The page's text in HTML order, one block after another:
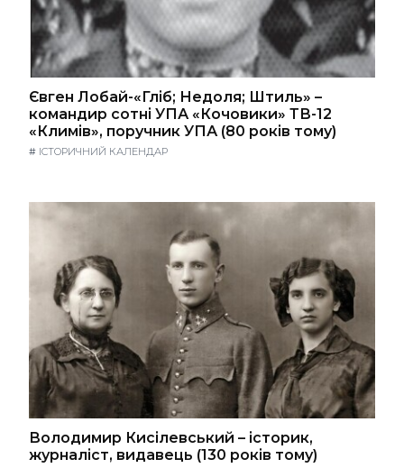
Євген Лобай-«Гліб; Недоля; Штиль» –
командир сотні УПА «Кочовики» ТВ-12
«Климів», поручник УПА (80 років тому)
# ІСТОРИЧНИЙ КАЛЕНДАР
Володимир Кисілевський – історик,
журналіст, видавець (130 років тому)